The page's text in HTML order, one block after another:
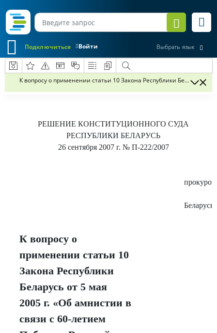
Войти
Подключиться Выбрать язык
К вопросу о применении статьи 10 Закона Республики Беларусь
РЕШЕНИЕ КОНСТИТУЦИОННОГО СУДА
РЕСПУБЛИКИ БЕЛАРУСЬ
26 сентября 2007 г. № П-222/2007
Беларусь
К вопросу о
применении статьи 10
Закона Республики
Беларусь от 5 мая
2005 г. «Об амнистии в
связи с 60-летием